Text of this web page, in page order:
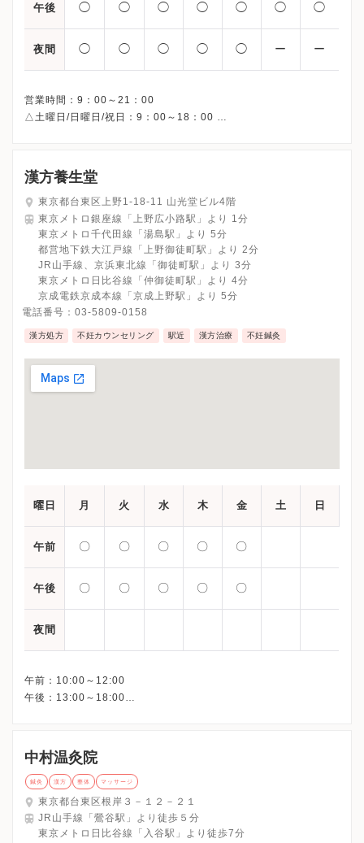
午後 ◯ ◯ ◯ ◯ ◯ ◯ ◯
夜間 ◯ ◯ ◯ ◯ ◯ ー ー
営業時間：9：00～21：00
△土曜日/日曜日/祝日：9：00～18：00
漢方養生堂
東京都台東区上野1-18-11 山光堂ビル4階
東京メトロ銀座線「上野広小路駅」より 1分
東京メトロ千代田線「湯島駅」より 5分
都営地下鉄大江戸線「上野御徒町駅」より 2分
JR山手線、京浜東北線「御徒町駅」より 3分
東京メトロ日比谷線「仲御徒町駅」より 4分
京成電鉄京成本線「京成上野駅」より 5分
電話番号： 03-5809-0158
漢方処方 不妊カウンセリング 駅近 漢方治療 不妊鍼灸
曜日 月 火 水 木 金 土 日
午前 〇 〇 〇 〇 〇
午後 〇 〇 〇 〇 〇
夜間
午前：10:00～12:00
午後：13:00～18:00
中村温灸院
鍼灸 漢方 整体 マッサージ
東京都台東区根岸３－１２－２１
JR山手線「鶯谷駅」より徒歩５分
東京メトロ日比谷線「入谷駅」より徒歩7分